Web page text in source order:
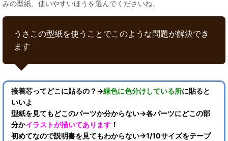
みの型紙、使いやすいほうを選んでくださいね。
うさこの型紙を使うことでこのような問題が解決でき
ます
接着芯ってどこに貼るの？→緑色に色分けしている所に貼ると
いいよ
型紙を見てもどこのパーツか分からない→各パーツにどこの部
分かイラストが描いてあります ！
初めてなので説明書を見てもわからない→1/10サイズをテープ